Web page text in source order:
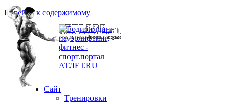
Перейти к содержимому
Сайт
Тренировки